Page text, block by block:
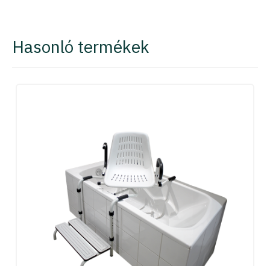
Hasonló termékek